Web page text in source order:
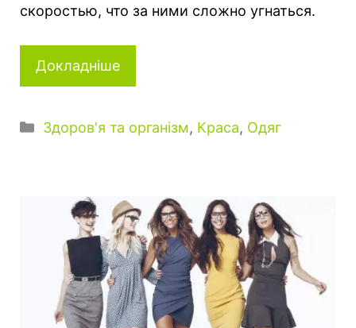
скоростью, что за ними сложно угнаться.
Докладніше
Категорії
Здоров'я та організм, Краса, Одяг